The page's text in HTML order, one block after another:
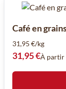
Café en
31,95 €/kg
31,95 €À partir